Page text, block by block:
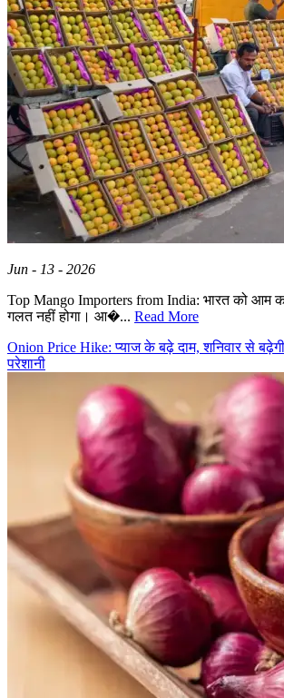
Jun - 13 - 2026
Top Mango Importers from India: भारत को आम
गलत नहीं होगा। आ�... Read More
Onion Price Hike: प्याज के बढ़े दाम, शनिवार से
परेशानी